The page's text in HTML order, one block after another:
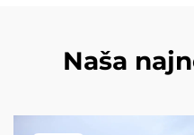
Naša